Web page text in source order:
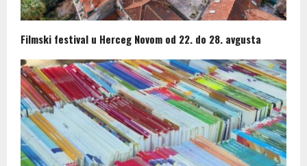
Filmski festival u Herceg Novom od 22. do 28. avgusta